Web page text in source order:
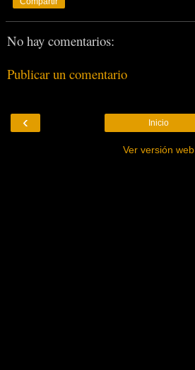
No hay comentarios:
Publicar un comentario
‹ Inicio
Ver versión web